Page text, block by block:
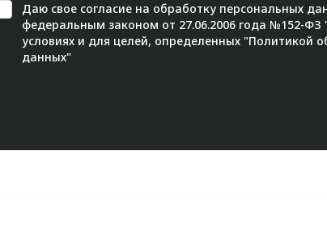
Даю свое согласие на обработку персональных
федеральным законом от 27.06.2006 года №152-
условиях и для целей, определенных "Политикой
данных"